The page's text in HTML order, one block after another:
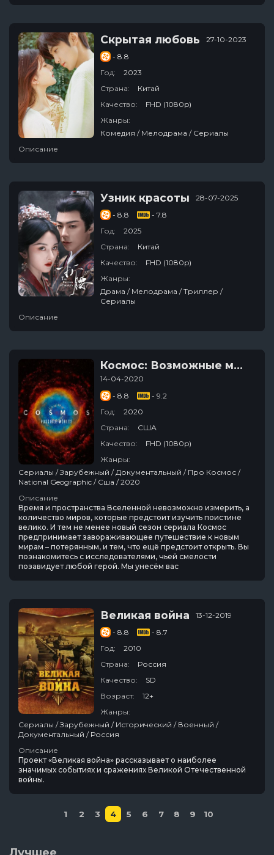
Скрытая любовь
27-10-2023
- 8.8
Год:
2023
Страна:
Китай
Качество:
FHD (1080p)
Жанры:
Комедия / Мелодрама / Сериалы
Описание
Узник красоты
28-07-2025
- 8.8
- 7.8
Год:
2025
Страна:
Китай
Качество:
FHD (1080p)
Жанры:
Драма / Мелодрама / Триллер /
Сериалы
Описание
Космос: Возможные миры
14-04-2020
- 8.8
- 9.2
Год:
2020
Страна:
США
Качество:
FHD (1080p)
Жанры:
Сериалы / Зарубежный / Документальный / Про Космос /
National Geographic / Сша / 2020
Описание
Время и пространства Вселенной невозможно измерить, а
количество миров, которые предстоит изучить поистине
велико. И тем не менее новый сезон сериала Космос
предпринимает завораживающее путешествие к новым
мирам – потерянным, и тем, что ещё предстоит открыть. Вы
познакомитесь с исследователями, чьей смелости
позавидует любой герой. Мы унесём вас
Великая война
13-12-2019
- 8.8
- 8.7
Год:
2010
Страна:
Россия
Качество:
SD
Возраст:
12+
Жанры:
Сериалы / Зарубежный / Исторический / Военный /
Документальный / Россия
Описание
Проект «Великая война» рассказывает о наиболее
значимых событиях и сражениях Великой Отечественной
войны.
1 2 3 4 5 6 7 8 9 10